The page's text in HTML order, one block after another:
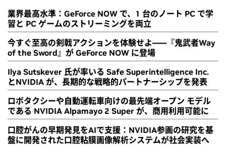
業界最高水準：GeForce NOW で、1 台のノート PC で学
習と PC ゲームのストリーミングを両立
今すぐ至高の剣戟アクションを体験せよ――『鬼武者Way
of the Sword』が GeForce NOW に登場
Ilya Sutskever 氏が率いる Safe Superintelligence Inc.
とNVIDIA が、長期的な戦略的パートナーシップを発表
ロボタクシーや自動運転車向けの最先端オープン モデル
である NVIDIA Alpamayo 2 Super が、商用利用可能に
口腔がんの早期発見をAIで支援：NVIDIA参画の研究を基
盤に開発された口腔粘膜画像解析システムが社会実装へ